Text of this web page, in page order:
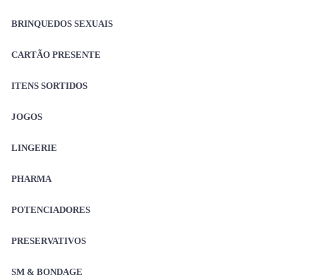
BRINQUEDOS SEXUAIS
CARTÃO PRESENTE
ITENS SORTIDOS
JOGOS
LINGERIE
PHARMA
POTENCIADORES
PRESERVATIVOS
SM & BONDAGE